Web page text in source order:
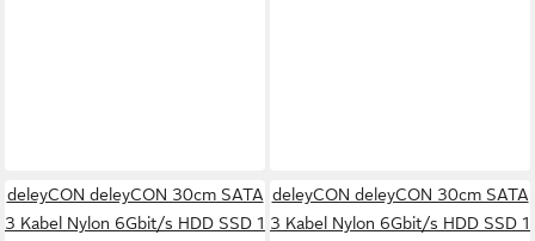
deleyCON deleyCON 30cm SATA
3 Kabel Nylon 6Gbit/s HDD SSD 1
deleyCON deleyCON 30cm SATA
3 Kabel Nylon 6Gbit/s HDD SSD 1